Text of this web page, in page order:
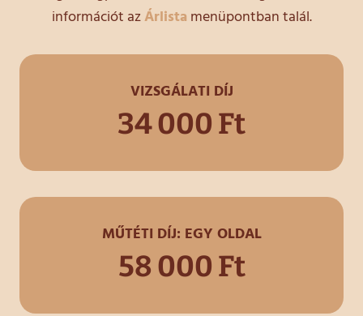
információt azÁrlista menüpontban talál.
VIZSGÁLATI DÍJ
34 000 Ft
MŰTÉTI DÍJ: EGY OLDAL
58 000 Ft